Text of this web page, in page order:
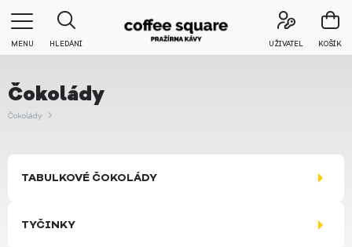
MENU HLEDÁNÍ UŽIVATEL KOŠÍK
Čokolády
Čokolády
TABULKOVÉ ČOKOLÁDY
TYČINKY